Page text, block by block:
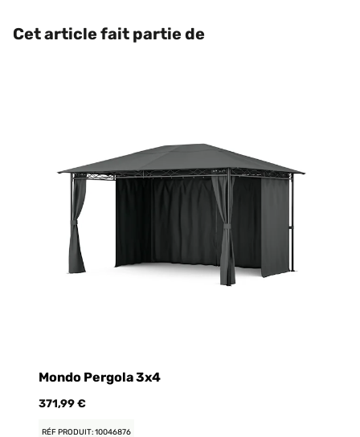
Cet article fait partie de
Mondo Pergola 3x4
371,99 €
RÉF PRODUIT: 10046876